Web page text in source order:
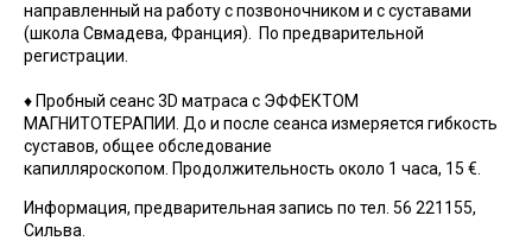
направленный на работу с позвоночником и с суставами
(школа Свмадева, Франция). По предварительной
регистрации.
♦ Пробный сеанс 3D матраса с ЭФФЕКТОМ
МАГНИТОТЕРАПИИ. До и после сеанса измеряется гибкость
суставов, общее обследование
капилляроскопом. Продолжительность около 1 часа, 15 €.
Информация, предварительная запись по тел. 56 221155,
Сильва.